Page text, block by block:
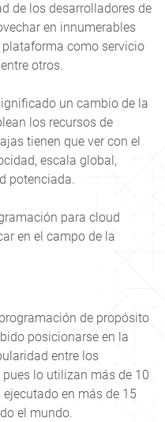
de los desarrolladores de
en innumerables
como servicio
otros.
un cambio de la
los recursos de
tienen que ver con el
escala global,
potenciada.
para cloud
en el campo de la
de propósito
posicionarse en la
entre los
lo utilizan más de 10
en más de 15
el mundo.